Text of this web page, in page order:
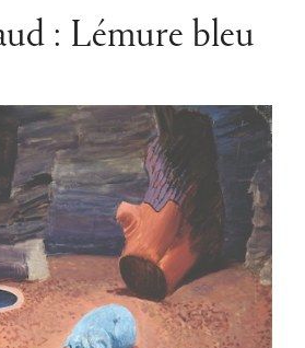
: Lémure bleu